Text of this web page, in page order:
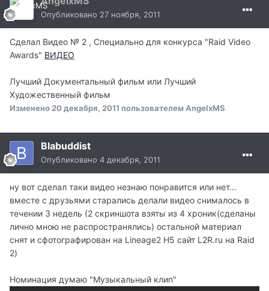
Опубликовано 27 ноября, 2011
Сделал Видео № 2 , Специально для конкурса "Raid Video
Awards" ВИДЕО
Лучший Документальный фильм или Лучший
Художественный фильм
Изменено 20 декабря, 2011 пользователем AngelxMS
Blabuddist
Опубликовано 4 декабря, 2011
ну вот сделал таки видео незнаю понравится или нет...
вместе с друзьями старались делали видео снималось в
течении 3 недель (2 скриншота взяты из 4 хроник(сделаны
лично мною не распространялись) остальной материал
снят и сфотографирован на Lineage2 H5 сайт L2R.ru на Raid
2)
Номинация думаю "Музыкальный клип"